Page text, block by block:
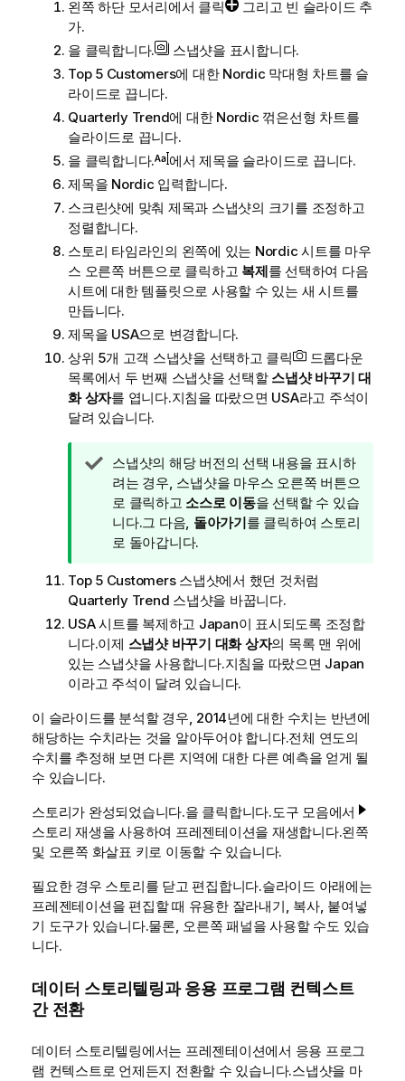
왼쪽 하단 모서리에서 클릭
그리고 빈 슬라이드 추
가.
을 클릭합니다.
스냅샷을 표시합니다.
Top 5 Customers에 대한 Nordic 막대형 차트를 슬
라이드로 끕니다.
Quarterly Trend에 대한 Nordic 꺾은선형 차트를
슬라이드로 끕니다.
을 클릭합니다.
에서 제목을 슬라이드로 끕니다.
제목을 Nordic 입력합니다.
스크린샷에 맞춰 제목과 스냅샷의 크기를 조정하고
정렬합니다.
스토리 타임라인의 왼쪽에 있는 Nordic 시트를 마우
스 오른쪽 버튼으로 클릭하고 복제를 선택하여 다음
시트에 대한 템플릿으로 사용할 수 있는 새 시트를
만듭니다.
제목을 USA으로 변경합니다.
상위 5개 고객 스냅샷을 선택하고 클릭
드롭다운
목록에서 두 번째 스냅샷을 선택할 스냅샷 바꾸기 대
화 상자를 엽니다.지침을 따랐으면 USA라고 주석이
달려 있습니다.
팁
메
모
스냅샷의 해당 버전의 선택 내용을 표시하
려는 경우, 스냅샷을 마우스 오른쪽 버튼으
로 클릭하고 소스로 이동을 선택할 수 있습
니다.그 다음, 돌아가기를 클릭하여 스토리
로 돌아갑니다.
Top 5 Customers스냅샷에서 했던 것처럼
Quarterly Trend 스냅샷을 바꿉니다.
USA시트를 복제하고 Japan이 표시되도록 조정합
니다.이제 스냅샷 바꾸기 대화 상자의 목록 맨 위에
있는 스냅샷을 사용합니다.지침을 따랐으면 Japan
이라고 주석이 달려 있습니다.
이 슬라이드를 분석할 경우, 2014년에 대한 수치는 반년에
해당하는 수치라는 것을 알아두어야 합니다.전체 연도의
수치를 추정해 보면 다른 지역에 대한 다른 예측을 얻게 될
수 있습니다.
스토리가 완성되었습니다.을 클릭합니다.도구 모음에서
스토리 재생을 사용하여 프레젠테이션을 재생합니다.왼쪽
및 오른쪽 화살표 키로 이동할 수 있습니다.
필요한 경우 스토리를 닫고 편집합니다.슬라이드 아래에는
프레젠테이션을 편집할 때 유용한 잘라내기, 복사, 붙여넣
기 도구가 있습니다.물론, 오른쪽 패널을 사용할 수도 있습
니다.
데이터 스토리텔링과 응용 프로그램 컨텍스트
간 전환
데이터 스토리텔링에서는 프레젠테이션에서 응용 프로그
램 컨텍스트로 언제든지 전환할 수 있습니다.스냅샷을 마